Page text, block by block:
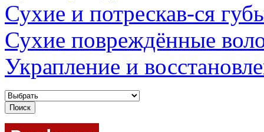
Сухие и потрескав-ся
Сухие повреждённые
Украпление и